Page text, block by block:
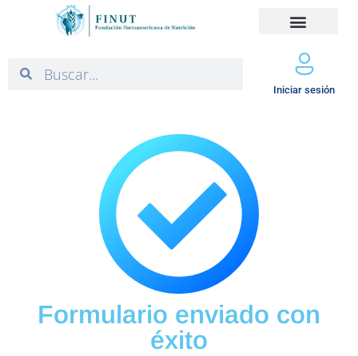
Iniciar sesión
Formulario enviado con
éxito